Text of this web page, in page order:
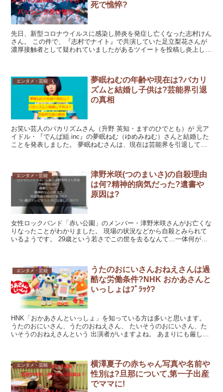
死で憔悴?
先日、新型コロナウイルスに感染し肺炎を発症し亡くなった志村けん
さん。 この件で、『志村でナイト』で共演していた足立梨花さんが
濃厚接触者として疑われていましたがあるツイートを投稿し炎上して
エンタメ・芸能
夢眠ねむの年齢や現在は?バカリ
ズムと結婚し子供は?芸能界引退
の真相
お笑い芸人のバカリズムさん（升野 英知・ますのひでとも）が 元ア
イドル・『でんぱ組.inc』の夢眠ねむ（ゆめみねむ）さんと結婚した
ことを発表しました。 夢眠ねむさんは、現在は芸能界を引退してい
エンタメ・芸能
津野米咲(つのまいさ)の自殺理由
は何?精神的病気だった?遺書や
原因は?
女性ロックバンド「赤い公園」のメンバー・津野米咲さんがお亡くな
りなったことがわかりました。 現場の状況などから自殺とみられて
いるようです。 29歳という若さでこの世を去るなんて…一体何があ
エンタメ・芸能
うたのおにいさんおねえさんは過
酷な労働条件?NHK おかあさんと
いっしょはﾌﾞﾗｯｸ?
HNK「おかあさんといっしょ」を知っている方は多いと思います。
うたのおにいさん、うたのおねえさん、 たいそうのおにいさん、た
いそうのおねえさんという 出演者がいますよね。 あまりにも厳しい
エンタメ・芸能
横澤夏子の赤ちゃん写真や名前や
性別は?旦那について,第一子出産
でママに!